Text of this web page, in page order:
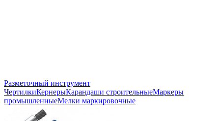
Разметочный инструмент
ЧертилкиКернерыКарандаши строительныеМаркеры
промышленныеМелки маркировочные